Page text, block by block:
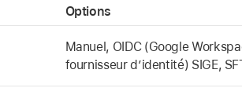
Options
Manuel, OIDC (Google
fournisseur d’identité) SIGE,